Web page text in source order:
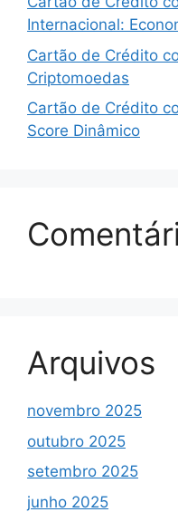
Internacional:
Cartão de Crédito
Criptomoedas
Cartão de Crédito
Score Dinâmico
Arquivos
novembro 2025
outubro 2025
setembro 2025
junho 2025